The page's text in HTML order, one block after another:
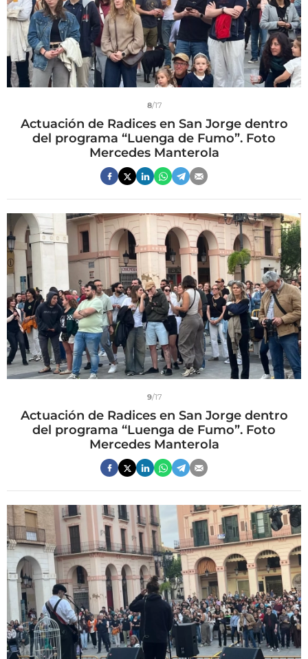
8/17
Actuación de Radices en San Jorge dentro
del programa “Luenga de Fumo”. Foto
Mercedes Manterola
9/17
Actuación de Radices en San Jorge dentro
del programa “Luenga de Fumo”. Foto
Mercedes Manterola